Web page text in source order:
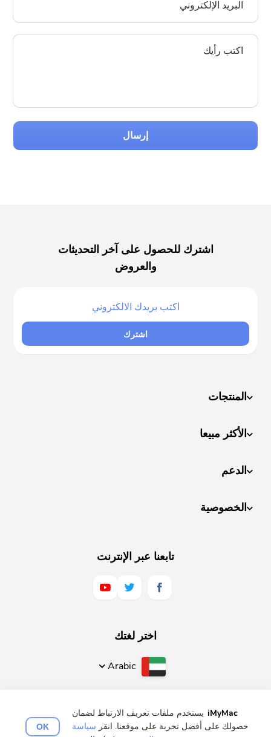
إرسال
اشترك للحصول على آخر التحديثات
والعروض
اشترك
المنتجات
الأكثر مبيعا
الدعم
الخصوصية
تابعنا عبر الإنترنت
اختر لغتك
Arabic
English
Français
Deutsch
Español
日本語
iMyMac يستخدم ملفات تعريف الارتباط لضمان
حصولك على أفضل تجربة على موقعنا. انقر سياسة
OK